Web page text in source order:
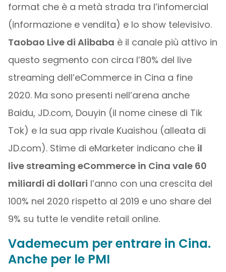
format che è a metà strada tra l’infomercial
(informazione e vendita) e lo show televisivo.
Taobao Live di Alibaba è il canale più attivo in
questo segmento con circa l’80% del live
streaming dell’eCommerce in Cina a fine
2020. Ma sono presenti nell’arena anche
Baidu, JD.com, Douyin (il nome cinese di Tik
Tok) e la sua app rivale Kuaishou (alleata di
JD.com). Stime di eMarketer indicano che il
live streaming eCommerce in Cina vale 60
miliardi di dollari l’anno con una crescita del
100% nel 2020 rispetto al 2019 e uno share del
9% su tutte le vendite retail online.
Vademecum per entrare in Cina.
Anche per le PMI